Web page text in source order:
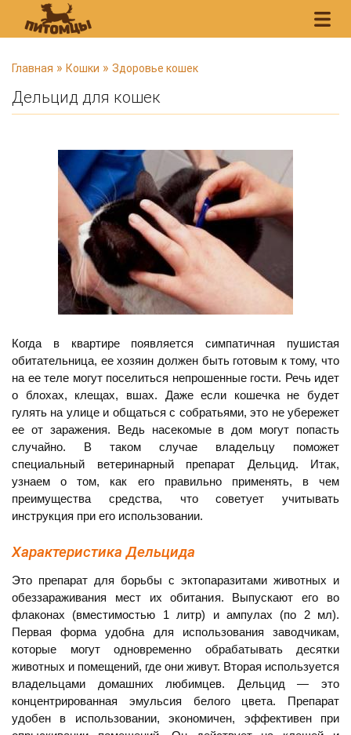
В
ы
з
Главная » Кошки » Здоровье кошек
Дельцид для кошек
Когда в квартире появляется симпатичная пушистая
обитательница, ее хозяин должен быть готовым к тому, что
на ее теле могут поселиться непрошенные гости. Речь идет
о блохах, клещах, вшах. Даже если кошечка не будет
гулять на улице и общаться с собратьями, это не убережет
ее от заражения. Ведь насекомые в дом могут попасть
случайно. В таком случае владельцу поможет
специальный ветеринарный препарат Дельцид. Итак,
узнаем о том, как его правильно применять, в чем
преимущества средства, что советует учитывать
инструкция при его использовании.
Характеристика Дельцида
Это препарат для борьбы с эктопаразитами животных и
обеззараживания мест их обитания. Выпускают его во
флаконах (вместимостью 1 литр) и ампулах (по 2 мл).
Первая форма удобна для использования заводчикам,
которые могут одновременно обрабатывать десятки
животных и помещений, где они живут. Вторая используется
владельцами домашних любимцев. Дельцид — это
концентрированная эмульсия белого цвета. Препарат
удобен в использовании, экономичен, эффективен при